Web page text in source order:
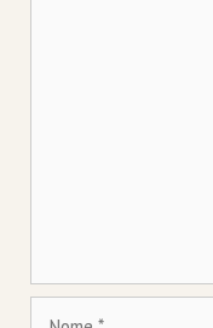
Nome